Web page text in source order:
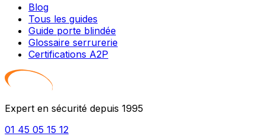
Blog
Tous les guides
Guide porte blindée
Glossaire serrurerie
Certifications A2P
Expert en sécurité depuis 1995
01 45 05 15 12